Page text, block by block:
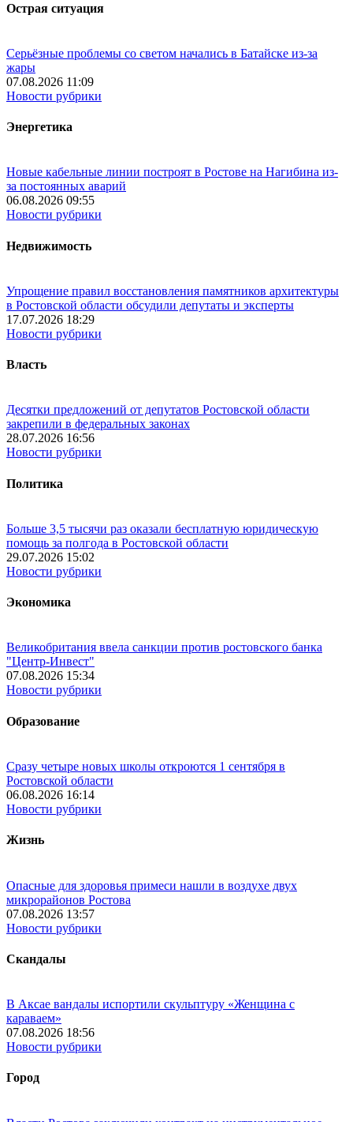
Острая ситуация
Серьёзные проблемы со светом начались в Батайске из-за
жары
07.08.2026 11:09
Новости рубрики
Энергетика
Новые кабельные линии построят в Ростове на Нагибина из-
за постоянных аварий
06.08.2026 09:55
Новости рубрики
Недвижимость
Упрощение правил восстановления памятников архитектуры
в Ростовской области обсудили депутаты и эксперты
17.07.2026 18:29
Новости рубрики
Власть
Десятки предложений от депутатов Ростовской области
закрепили в федеральных законах
28.07.2026 16:56
Новости рубрики
Политика
Больше 3,5 тысячи раз оказали бесплатную юридическую
помощь за полгода в Ростовской области
29.07.2026 15:02
Новости рубрики
Экономика
Великобритания ввела санкции против ростовского банка
"Центр-Инвест"
07.08.2026 15:34
Новости рубрики
Образование
Сразу четыре новых школы откроются 1 сентября в
Ростовской области
06.08.2026 16:14
Новости рубрики
Жизнь
Опасные для здоровья примеси нашли в воздухе двух
микрорайонов Ростова
07.08.2026 13:57
Новости рубрики
Скандалы
В Аксае вандалы испортили скульптуру «Женщина с
караваем»
07.08.2026 18:56
Новости рубрики
Город